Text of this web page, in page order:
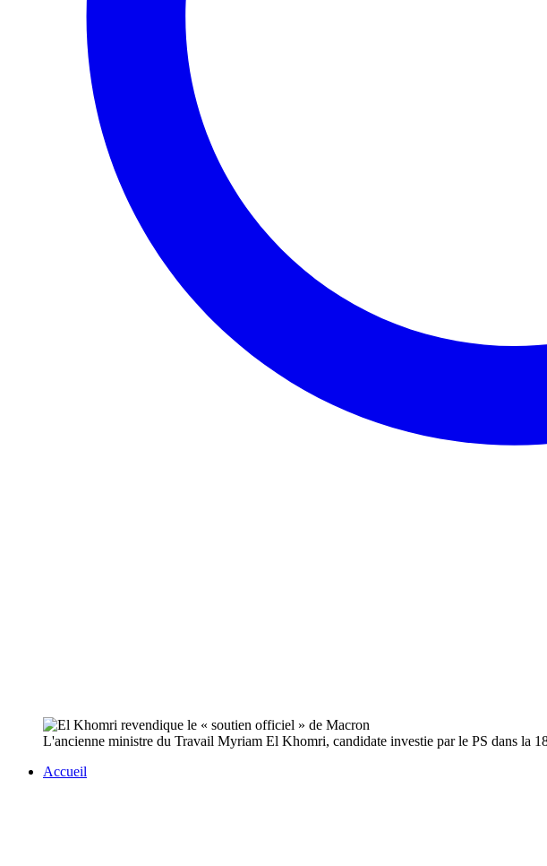
L'ancienne ministre du Travail Myriam El Khomri, candidate investie par le PS dans la
Accueil